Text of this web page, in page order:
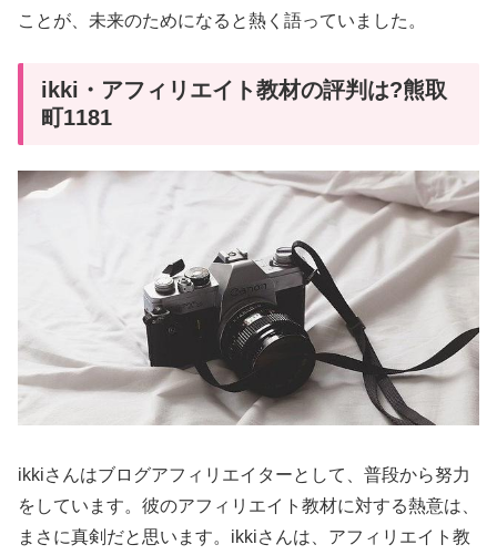
ことが、未来のためになると熱く語っていました。
ikki・アフィリエイト教材の評判は?熊取
町1181
ikkiさんはブログアフィリエイターとして、普段から努力
をしています。彼のアフィリエイト教材に対する熱意は、
まさに真剣だと思います。ikkiさんは、アフィリエイト教